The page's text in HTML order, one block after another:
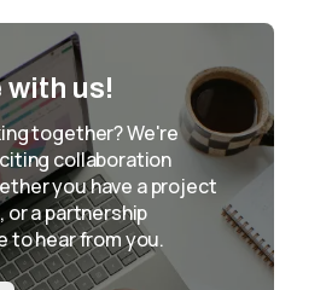
us!
together? We're
collaboration
you have a project
or a partnership
to hear from you.